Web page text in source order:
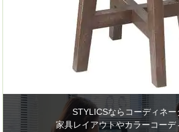
STYLICSならコーディネー
家具レイアウトやカラーコーデ